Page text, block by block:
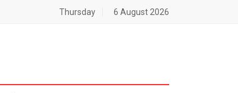
Thursday 6 August 2026